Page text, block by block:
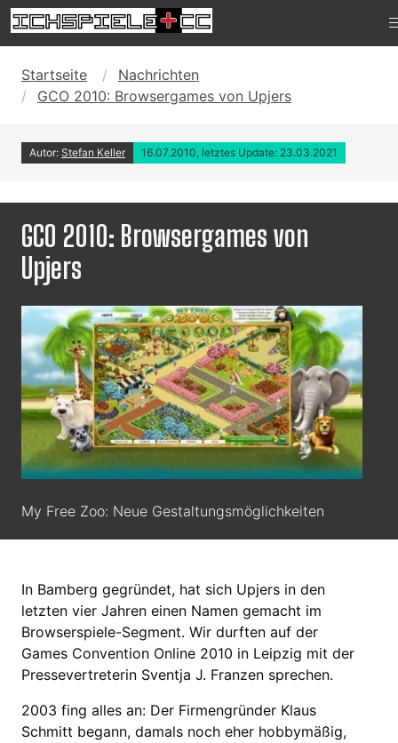
Startseite
Nachrichten
GCO 2010: Browsergames von Upjers
Autor: Stefan Keller 16.07.2010, letztes Update: 23.03.2021
GCO 2010: Browsergames von
Upjers
My Free Zoo: Neue Gestaltungsmöglichkeiten
In Bamberg gegründet, hat sich Upjers in den
letzten vier Jahren einen Namen gemacht im
Browserspiele-Segment. Wir durften auf der
Games Convention Online 2010 in Leipzig mit der
Pressevertreterin Sventja J. Franzen sprechen.
2003 fing alles an: Der Firmengründer Klaus
Schmitt begann, damals noch eher hobbymäßig,